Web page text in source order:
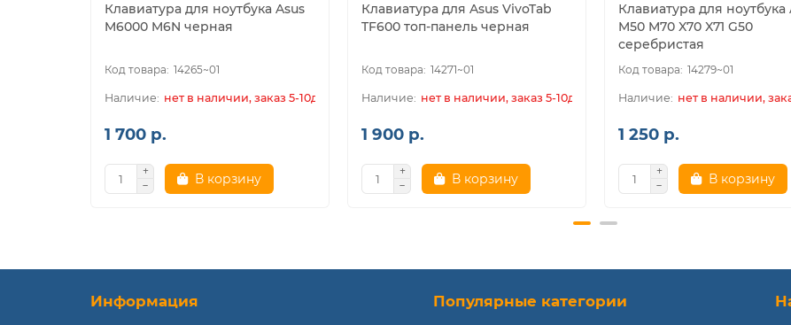
Клавиатура для ноутбука Asus
M6000 M6N черная
14265~01
нет в наличии, заказ 5-10дн.
1 700 р.
В корзину
Клавиатура для Asus VivoTab
TF600 топ-панель черная
14271~01
нет в наличии, заказ 5-10дн.
1 900 р.
В корзину
Клавиатура для ноутбука
M50 M70 X70 X71 G50
серебристая
14279~01
нет в наличии,
1 250 р.
В корзину
Информация Популярные категории